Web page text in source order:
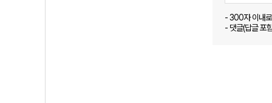
- 300자 이내
- 댓글(답글 포